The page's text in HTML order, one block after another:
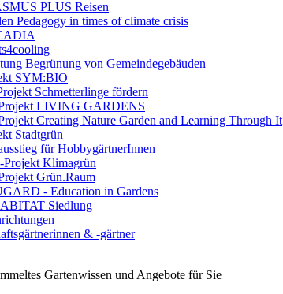
PLUS Reisen
Pedagogy in times of climate crisis
Begrünung von Gemeindegebäuden
SYM:BIO
Schmetterlinge fördern
LIVING GARDENS
Creating Nature Garden and Learning Through It
Stadtgrün
für HobbygärtnerInnen
Klimagrün
Grün.Raum
- Education in Gardens
Siedlung
& -gärtner
Gartenwissen und Angebote für Sie